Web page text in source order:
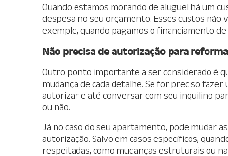
Quando estamos morando de aluguel há um
despesa no seu orçamento. Esses custos
exemplo, quando pagamos o financiamento de
Não precisa de autorização para reforma
Outro ponto importante a ser considerado é
mudança de cada detalhe. Se for preciso
autorizar e até conversar com seu inquilino
ou não.
Já no caso do seu apartamento, pode mudar
autorização. Salvo em casos específicos,
respeitadas, como mudanças estruturais ou